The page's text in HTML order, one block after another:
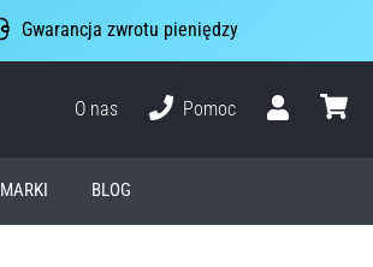
Gwarancja zwrotu pieniędzy
O nas
Pomoc
MARKI BLOG